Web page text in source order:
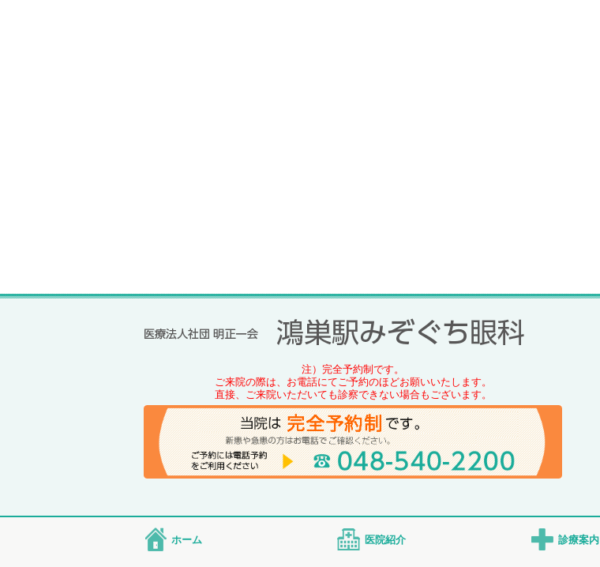
注）完全予約制です。
ご来院の際は、お電話にてご予約のほどお願いいたします。
直接、ご来院いただいても診察できない場合もございます。
ホーム 医院紹介 診療案内